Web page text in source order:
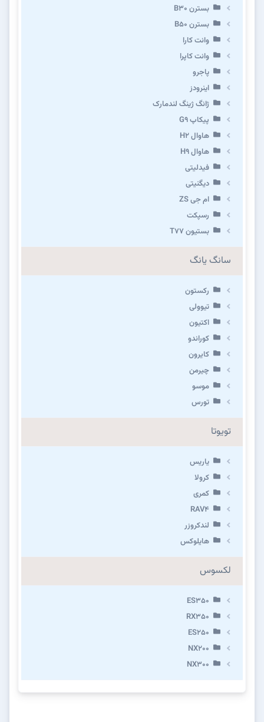
بسترن B۳۰
بسترن B۵۰
وانت کارا
وانت کاپرا
پاجرو
اینرودز
ژانگ ژینگ لندمارک
پیکاپ G۹
هاوال H۲
هاوال H۹
فیدلیتی
دیگنیتی
ام جی ZS
رسپکت
بستیون T۷۷
سانگ یانگ
رکستون
تیوولی
اکتیون
کوراندو
کایرون
چیرمن
موسو
تورس
تویوتا
یاریس
کرولا
کمری
RAV4
لندکروزر
هایلوکس
لکسوس
ES350
RX350
ES250
NX200
NX300